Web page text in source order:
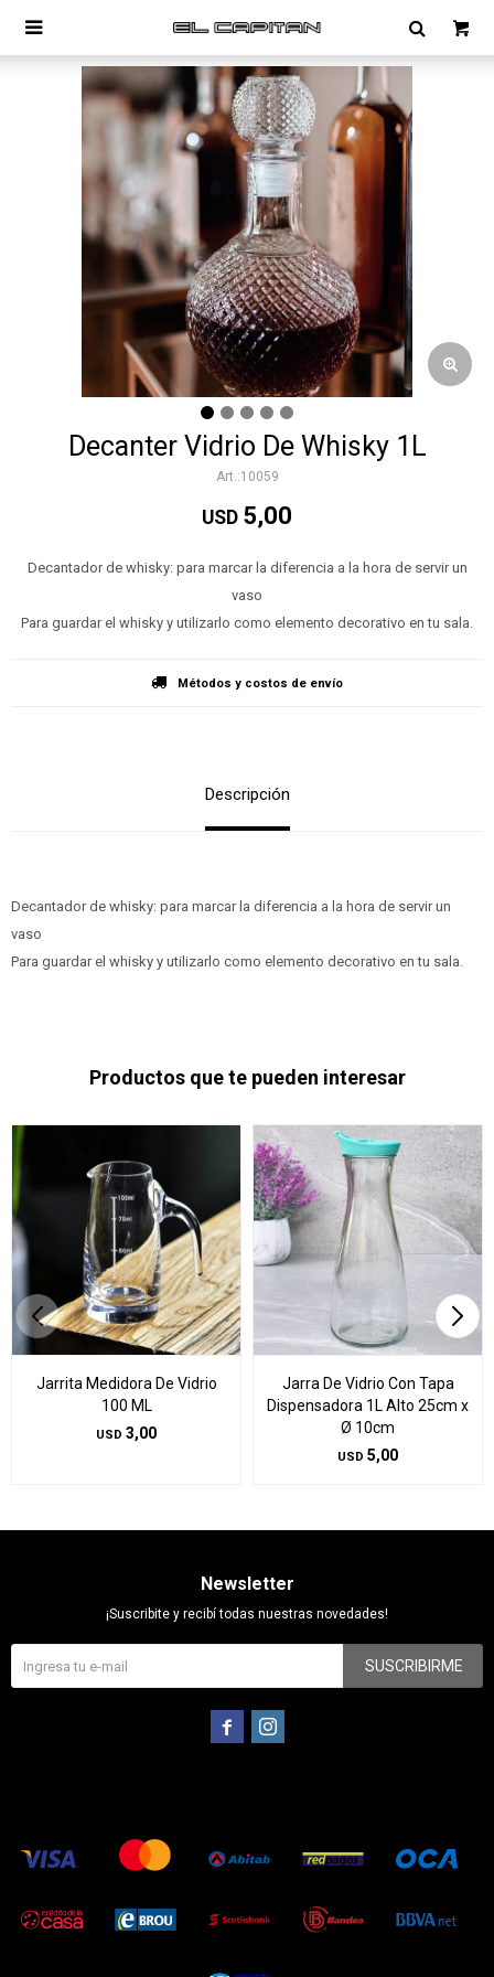

Decanter Vidrio De Whisky 1L
10059
USD 5,00
Decantador de whisky: para marcar la diferencia a la hora de servir un
vaso
Para guardar el whisky y utilizarlo como elemento decorativo en tu sala.
Métodos y costos de envío
Descripción
Decantador de whisky: para marcar la diferencia a la hora de servir un
vaso
Para guardar el whisky y utilizarlo como elemento decorativo en tu sala.
Productos que te pueden interesar
Jarrita Medidora De Vidrio
100 ML
USD 3,00
Jarra De Vidrio Con Tapa
Dispensadora 1L Alto 25cm x
Ø 10cm
USD 5,00
Newsletter
¡Suscribite y recibí todas nuestras novedades!
SUSCRIBIRME
 